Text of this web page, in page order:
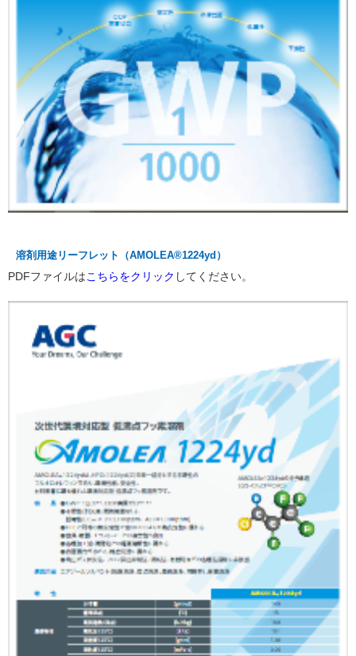
溶剤用途リーフレット（AMOLEA®1224yd）
PDFファイルはこちらをクリック してください。